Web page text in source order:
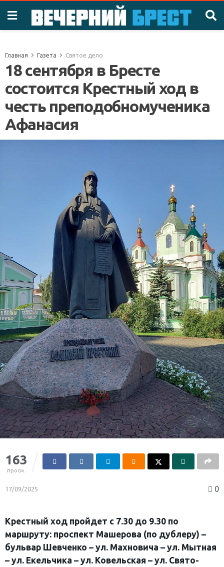
Главная Газета Святое дело
18 сентября в Бресте
состоится Крестный ход в
честь преподобномученика
Афанасия
163
просм.
17/09/2025 0
Крестный ход пройдет с 7.30 до 9.30 по
маршруту: проспект Машерова (по дублеру) –
бульвар Шевченко – ул. Махновича – ул. Мытная
– ул. Екельчика – ул. Ковельская – ул. Свято-